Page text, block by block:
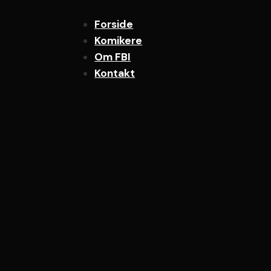
Forside
Komikere
Om FBI
Kontakt